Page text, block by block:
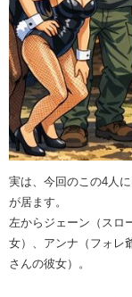
実は、今回のこの4人
が居ます。
左からジェーン（スロ
女）、アンナ（フォレ
さんの彼女）。